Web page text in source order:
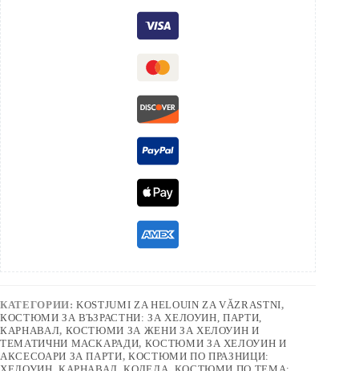
КАТЕГОРИИ:KOSTJUMI ZA HELOUIN ZA VǍZRASTNI,
КОСТЮМИ ЗА ВЪЗРАСТНИ: ЗА ХЕЛОУИН, ПАРТИ,
КАРНАВАЛ, КОСТЮМИ ЗА ЖЕНИ ЗА ХЕЛОУИН И
ТЕМАТИЧНИ МАСКАРАДИ, КОСТЮМИ ЗА ХЕЛОУИН И
АКСЕСОАРИ ЗА ПАРТИ,КОСТЮМИ ПО ПРАЗНИЦИ: